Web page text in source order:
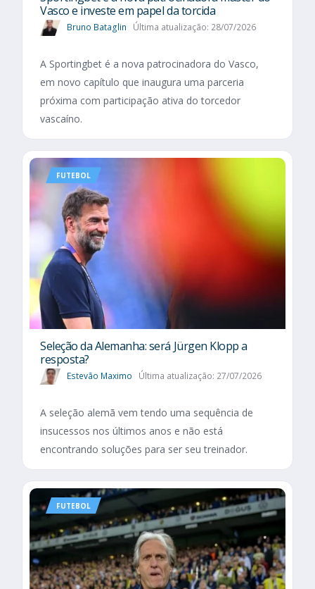
Vasco e investe em papel da torcida
Bruno Bataglin Última atualização: 28/07/2026
A Sportingbet é a nova patrocinadora do Vasco,
em novo capítulo que inaugura uma parceria
próxima com participação ativa do torcedor
vascaíno.
FUTEBOL
Seleção da Alemanha: será Jürgen Klopp a
resposta?
Estevão Maximo Última atualização: 27/07/2026
A seleção alemã vem tendo uma sequência de
insucessos nos últimos anos e não está
encontrando soluções para ser seu treinador.
FUTEBOL